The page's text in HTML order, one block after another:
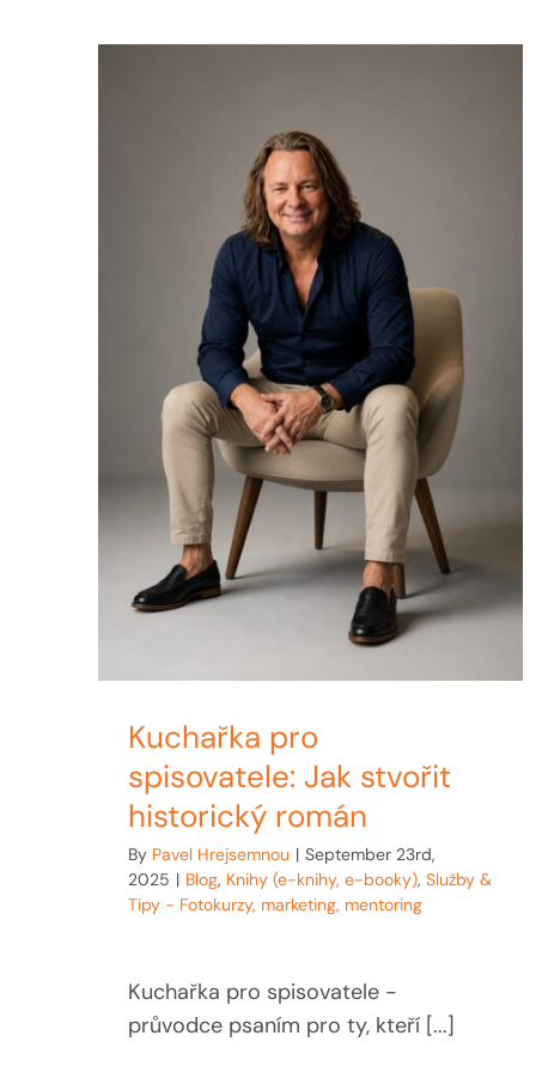
Kuchařka pro
spisovatele: Jak stvořit
historický román
By Pavel Hrejsemnou | September 23rd,
2025 | Blog, Knihy (e-knihy, e-booky),Služby &
Tipy - Fotokurzy, marketing, mentoring
Kuchařka pro spisovatele -
průvodce psaním pro ty, kteří [...]